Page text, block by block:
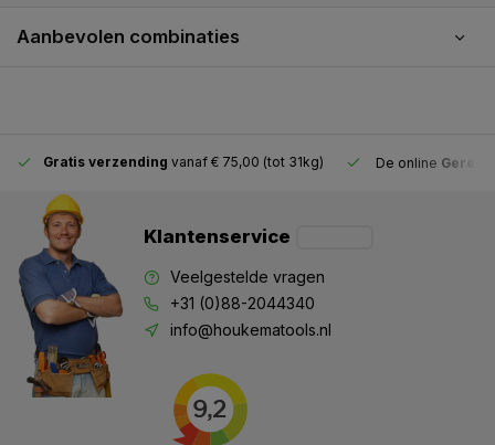
Aanbevolen combinaties
Gratis verzending vanaf € 75,00 (tot 31kg) De online
Klantenservice
Veelgestelde vragen
+31 (0)88-2044340
info@houkematools.nl